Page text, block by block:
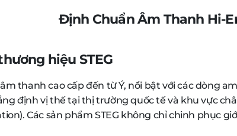
Định Chuẩn Âm Thanh Hi-
hiệu STEG
thanh cao cấp đến từ Ý, nổi bật với các dòng
định vị thế tại thị trường quốc tế và khu vực
Các sản phẩm STEG không chỉ chinh phục